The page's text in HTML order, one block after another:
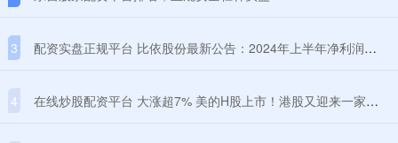
3 配资实盘正规平台 比依股份最新公告：2024年上半年净利润6802.32万元 同比下降46.46%
4 在线炒股配资平台 大涨超7% 美的H股上市！港股又迎来一家世界500强企业